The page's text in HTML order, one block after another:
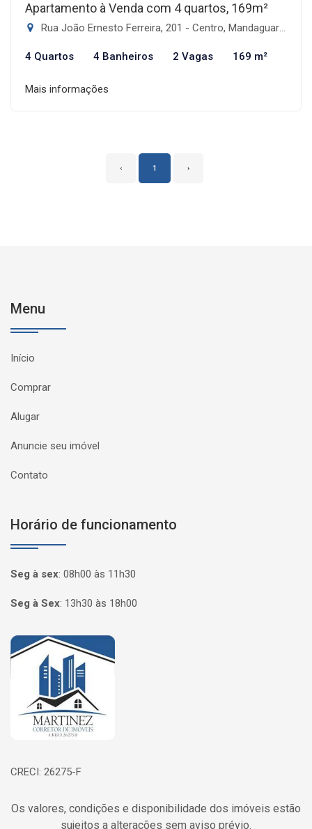
Apartamento à Venda com 4 quartos, 169m²
Rua João Ernesto Ferreira, 201 - Centro, Mandaguari-PR
4 Quartos 4 Banheiros 2 Vagas 169 m²
Mais informações
‹ 1 ›
Menu
Início
Comprar
Alugar
Anuncie seu imóvel
Contato
Horário de funcionamento
Seg à sex: 08h00 às 11h30
Seg à Sex: 13h30 às 18h00
Página inicial
CRECI: 26275-F
Os valores, condições e disponibilidade dos imóveis estão
sujeitos a alterações sem aviso prévio.